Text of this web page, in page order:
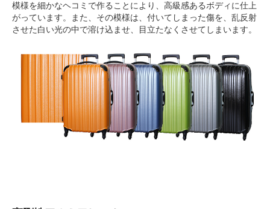
模様を細かなヘコミで作ることにより、高級感あるボディに仕上
がっています。また、その模様は、付いてしまった傷を、乱反射
させた白い光の中で溶け込ませ、目立たなくさせてしまいます。